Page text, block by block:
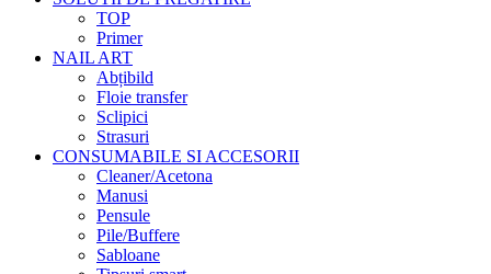
TOP
Primer
NAIL ART
Abțibild
Floie transfer
Sclipici
Strasuri
CONSUMABILE SI ACCESORII
Cleaner/Acetona
Manusi
Pensule
Pile/Buffere
Sabloane